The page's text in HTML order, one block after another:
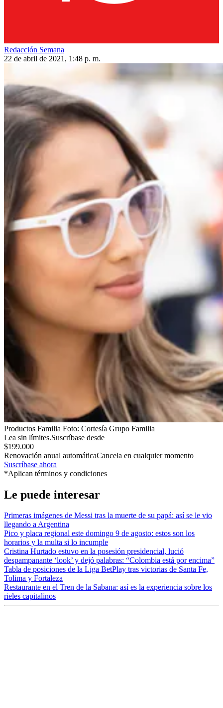
Redacción Semana
22 de abril de 2021, 1:48 p. m.
Productos Familia Foto: Cortesía Grupo Familia
Lea sin límites.Suscríbase desde
$199.000
Renovación anual automáticaCancela en cualquier momento
Suscríbase ahora
*Aplican términos y condiciones
Le puede interesar
Primeras imágenes de Messi tras la muerte de su papá: así se le vio
llegando a Argentina
Pico y placa regional este domingo 9 de agosto: estos son los
horarios y la multa si lo incumple
Cristina Hurtado estuvo en la posesión presidencial, lució
despampanante ‘look’ y dejó palabras: “Colombia está por encima”
Tabla de posiciones de la Liga BetPlay tras victorias de Santa Fe,
Tolima y Fortaleza
Restaurante en el Tren de la Sabana: así es la experiencia sobre los
rieles capitalinos